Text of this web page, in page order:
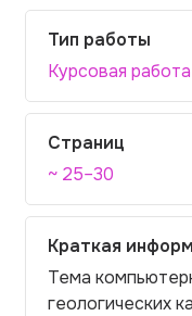
Вопросы и ответы
Отзывы
Тип работы
Курсовая работа
Страниц
~ 25–30
Краткая
Тема
геологических